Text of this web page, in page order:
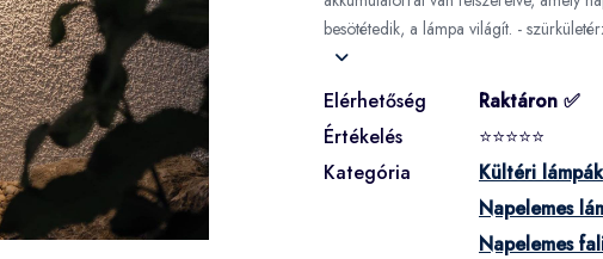
besötétedik, a lámpa világít. -
Elérhetőség
Raktáron ✅
Értékelés
⭐⭐⭐⭐⭐
Kategória
Kültéri lámpák
Napelemes
Napelemes